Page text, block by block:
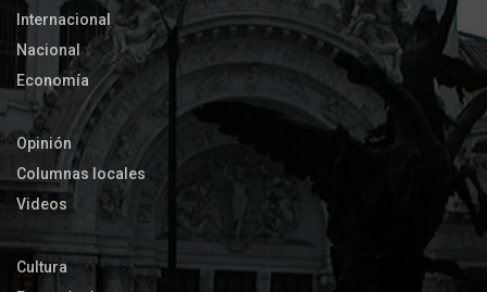
Internacional
Nacional
Economía
Opinión
Columnas locales
Videos
Cultura